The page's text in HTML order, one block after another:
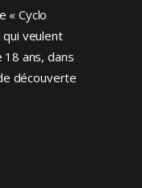
« Cyclo
qui veulent
18 ans, dans
découverte